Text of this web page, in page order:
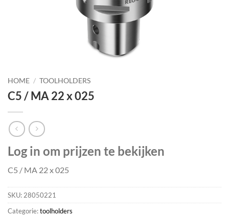
HOME / TOOLHOLDERS
C5 / MA 22 x 025
Log in om prijzen te bekijken
C5 / MA 22 x 025
SKU:28050221
Categorie:toolholders